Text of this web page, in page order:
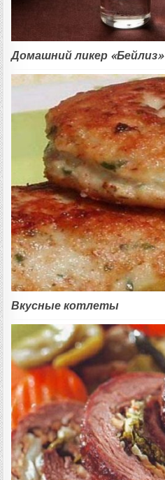
Домашний ликер «Бейлиз»
Вкусные котлеты